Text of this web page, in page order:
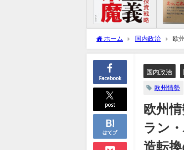
ホーム 国内政治
欧
権力構造転換の可能性高まる
Facebook
post
はてブ
国内政治
欧州情勢
欧州
ラン
造転